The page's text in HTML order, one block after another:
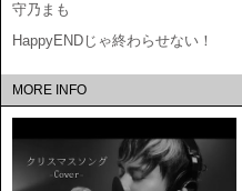
守乃まも
HappyENDじゃ終わらせない！
MORE INFO